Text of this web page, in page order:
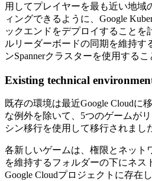
用してプレイヤーを最も近い地域
ィングできるように、Google
ックエンドをデプロイすることを
ルリーダーボードの同期を維持す
ンSpannerクラスターを使用する
Existing technical
既存の環境は最近Google Cloudに
な例外を除いて、5つのゲームが
シン移行を使用して移行されまし
各新しいゲームは、権限とネット
を維持するフォルダーの下にネス
Google Cloudプロジェクトに存在